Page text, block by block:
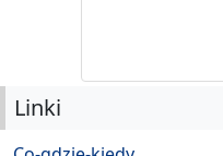
Linki